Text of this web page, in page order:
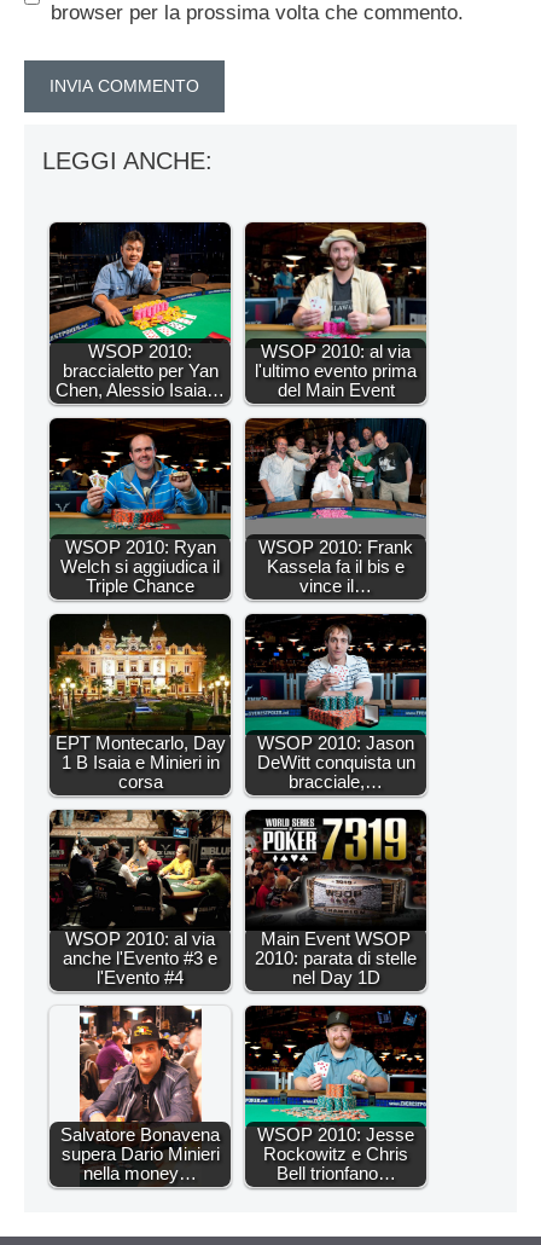
browser per la prossima volta che commento.
LEGGI ANCHE:
WSOP 2010:
braccialetto per Yan
Chen, Alessio Isaia…
WSOP 2010: al via
l'ultimo evento prima
del Main Event
WSOP 2010: Ryan
Welch si aggiudica il
Triple Chance
WSOP 2010: Frank
Kassela fa il bis e
vince il…
EPT Montecarlo, Day
1 B Isaia e Minieri in
corsa
WSOP 2010: Jason
DeWitt conquista un
bracciale,…
WSOP 2010: al via
anche l'Evento #3 e
l'Evento #4
Main Event WSOP
2010: parata di stelle
nel Day 1D
Salvatore Bonavena
supera Dario Minieri
nella money…
WSOP 2010: Jesse
Rockowitz e Chris
Bell trionfano…